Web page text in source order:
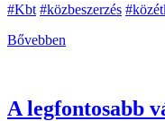
#Kbt #közbeszerzés
Bővebben
A legfontosabb